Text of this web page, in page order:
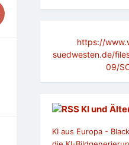
https://
suedwesten.de/
09/
KI und
KI aus Europa -